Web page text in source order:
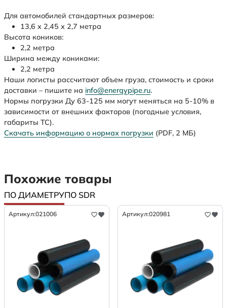
Для автомобилей стандартных размеров:
13,6 х 2,45 х 2,7 метра
Высота коников:
2,2 метра
Ширина между кониками:
2,2 метра
Наши логисты рассчитают объем груза, стоимость и сроки
доставки – пишите на info@energypipe.ru.
Нормы погрузки Ду 63-125 мм могут меняться на 5-10% в
зависимости от внешних факторов (погодные условия,
габариты ТС).
Скачать информацию о нормах погрузки (PDF, 2 МБ)
Похожие товары
ПО ДИАМЕТРУПО SDR
Артикул:021006 Артикул:020981